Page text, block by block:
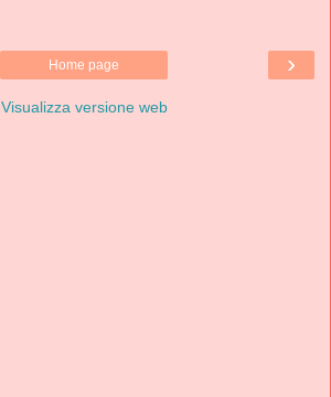
›
Home page
Visualizza versione web